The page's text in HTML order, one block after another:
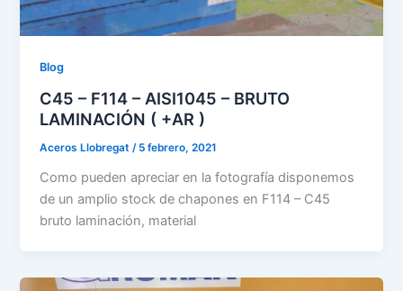
Blog
C45 – F114 – AISI1045 – BRUTO
LAMINACIÓN ( +AR )
Aceros Llobregat/ 5 febrero, 2021
Como pueden apreciar en la fotografía disponemos
de un amplio stock de chapones en F114 – C45
bruto laminación, material